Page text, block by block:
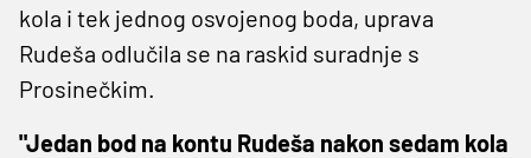
kola i tek jednog osvojenog boda, uprava
Rudeša odlučila se na raskid suradnje s
Prosinečkim.
"Jedan bod na kontu Rudeša nakon sedam kola